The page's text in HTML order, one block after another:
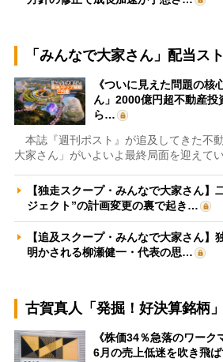
「みんなで大家さん」配当ス
《ついに見えた問題の核
ん」2000億円超不動産投
ら…
本誌『週刊ポスト』が追及してきた不
大家さん」がいよいよ最終局面を迎えて
【独走スクープ・みんなで大家さん】
ジェクト”の計画変更の裏で起き…
【追及スクープ・みんなで大家さん】
明かされる柳瀬健一・代表の思…
古賀真人「発掘！好決算銘柄」
《株価34％急落のワーク
6月の売上低迷を吹き飛